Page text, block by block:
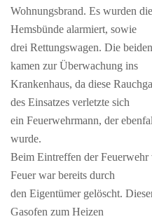
Wohnungsbrand. Es wurden
Hemsbünde alarmiert, sowie
drei Rettungswagen. Die
kamen zur Überwachung ins
Krankenhaus, da diese
des Einsatzes verletzte sich
ein Feuerwehrmann, der
wurde.
Beim Eintreffen der
Feuer war bereits durch
den Eigentümer gelöscht.
Gasofen zum Heizen